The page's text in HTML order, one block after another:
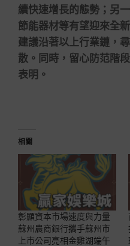
續快速增長的態勢；另
節能器材等有望迎來全
建議沿著以上行業鏈，
散。同時，留心防范階
表明。
相關
彰顯資本市場速度與力量
蘇州農商銀行攜手蘇州市
上市公司亮相金雞湖端午